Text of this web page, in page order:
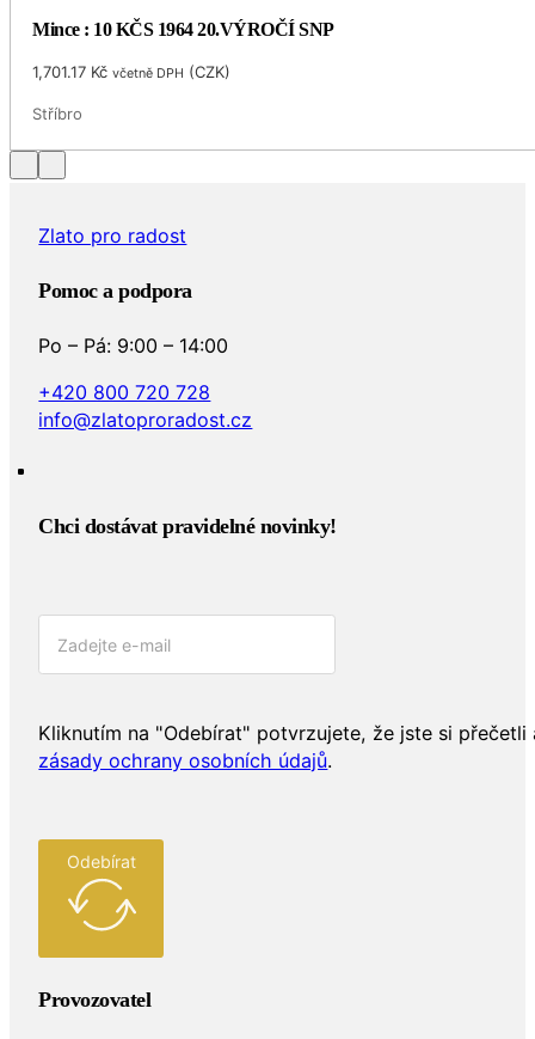
Mince : 10 KČS 1964 20.VÝROČÍ SNP
1,701.17 Kč včetně DPH (CZK)
Stříbro
Zlato pro radost
Pomoc a podpora
Po – Pá: 9:00 – 14:00
+420 800 720 728
info@zlatoproradost.cz
Chci dostávat pravidelné novinky!​
Kliknutím na "Odebírat" potvrzujete, že jste si přečetli
zásady ochrany osobních údajů.
Odebírat
Provozovatel